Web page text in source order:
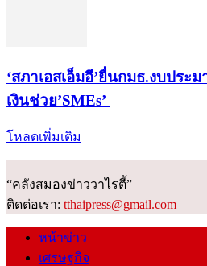
‘สภาเอสเอ็มอี’ยื่นกมธ.งบประ
เงินช่วย’SMEs’
โหลดเพิ่มเติม
“คลังสมองข่าววาไรตี้”
ติดต่อเรา: tthaipress@gmail.com
หน้าข่าว
เศรษฐกิจ